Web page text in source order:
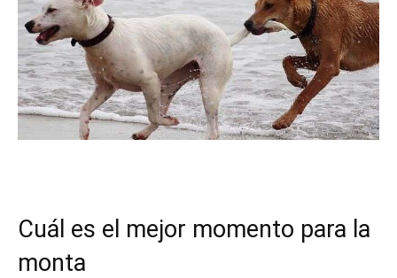
Cuál es el mejor momento para la
monta